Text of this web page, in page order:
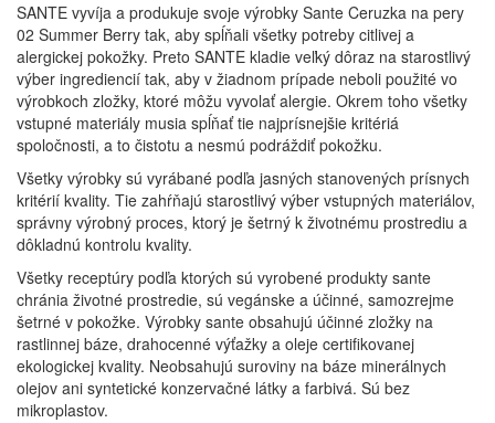
SANTE vyvíja a produkuje svoje výrobky Sante Ceruzka na pery
02 Summer Berry tak, aby spĺňali všetky potreby citlivej a
alergickej pokožky. Preto SANTE kladie veľký dôraz na starostlivý
výber ingrediencií tak, aby v žiadnom prípade neboli použité vo
výrobkoch zložky, ktoré môžu vyvolať alergie. Okrem toho všetky
vstupné materiály musia spĺňať tie najprísnejšie kritériá
spoločnosti, a to čistotu a nesmú podráždiť pokožku.
Všetky výrobky sú vyrábané podľa jasných stanovených prísnych
kritérií kvality. Tie zahŕňajú starostlivý výber vstupných materiálov,
správny výrobný proces, ktorý je šetrný k životnému prostrediu a
dôkladnú kontrolu kvality.
Všetky receptúry podľa ktorých sú vyrobené produkty sante
chránia životné prostredie, sú vegánske a účinné, samozrejme
šetrné v pokožke. Výrobky sante obsahujú účinné zložky na
rastlinnej báze, drahocenné výťažky a oleje certifikovanej
ekologickej kvality. Neobsahujú suroviny na báze minerálnych
olejov ani syntetické konzervačné látky a farbivá. Sú bez
mikroplastov.